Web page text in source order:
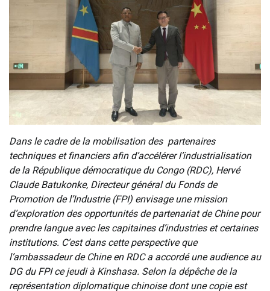
Dans le cadre de la mobilisation des partenaires
techniques et financiers afin d’accélérer l’industrialisation
de la République démocratique du Congo (RDC), Hervé
Claude Batukonke, Directeur général du Fonds de
Promotion de l’Industrie (FPI) envisage une mission
d’exploration des opportunités de partenariat de Chine pour
prendre langue avec les capitaines d’industries et certaines
institutions. C’est dans cette perspective que
l’ambassadeur de Chine en RDC a accordé une audience au
DG du FPI ce jeudi à Kinshasa. Selon la dépêche de la
représentation diplomatique chinoise dont une copie est